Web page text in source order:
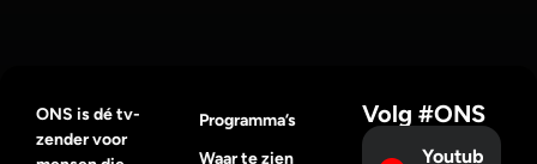
ONS is dé tv-
zender voor
Programma’s
Waar te zien
Volg #ONS
Youtub